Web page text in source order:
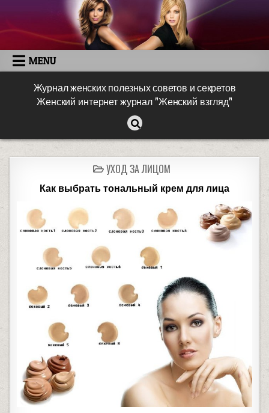
MENU
Журнал женских полезных советов и секретов
Женский интернет журнал "Женский взгляд"
УХОД ЗА ЛИЦОМ
Как выбрать тональный крем для лица